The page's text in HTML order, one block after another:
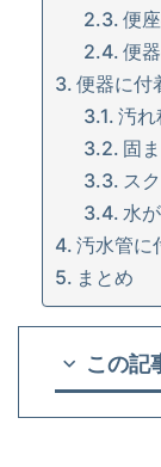
便
便
便器に付
汚れ
固
ス
水
汚水管に
まとめ
この記